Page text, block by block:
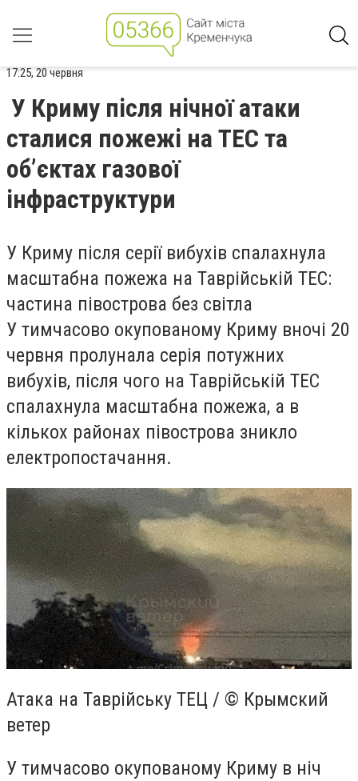
17:25, 20 червня
У Криму після нічної атаки
сталися пожежі на ТЕС та
об’єктах газової
інфраструктури
У Криму після серії вибухів спалахнула
масштабна пожежа на Таврійській ТЕС:
частина півострова без світла
У тимчасово окупованому Криму вночі 20
червня пролунала серія потужних
вибухів, після чого на Таврійській ТЕС
спалахнула масштабна пожежа, а в
кількох районах півострова зникло
електропостачання.
Атака на Таврійську ТЕЦ / © Крымский
ветер
У тимчасово окупованому Криму в ніч